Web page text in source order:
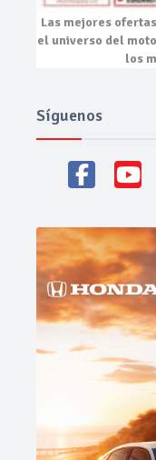
Las mejores
el universo del
los
Síguenos